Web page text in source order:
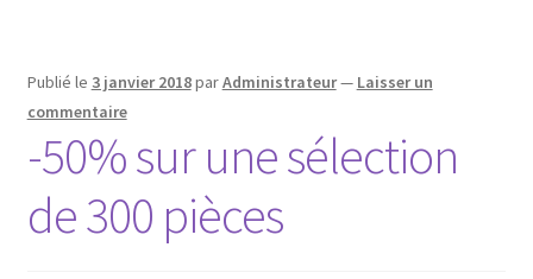
Blog
Performances
Collections
Publié le 3 janvier 2018parAdministrateur— Laisser un
commentaire
-50% sur une sélection
de 300 pièces